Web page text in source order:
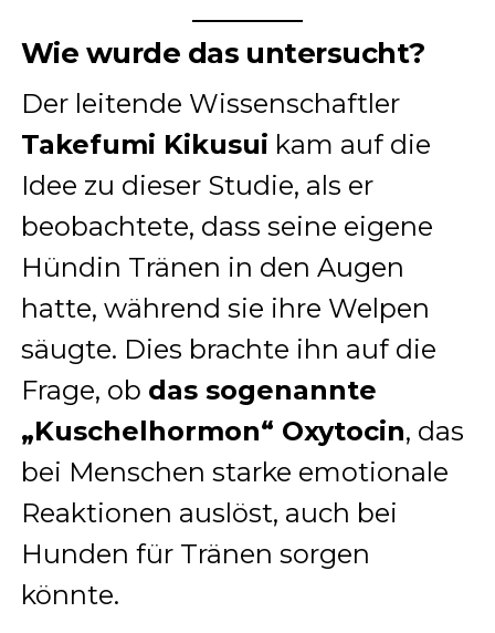
Wie wurde das untersucht?
Der leitende Wissenschaftler
Takefumi Kikusui kam auf die
Idee zu dieser Studie, als er
beobachtete, dass seine eigene
Hündin Tränen in den Augen
hatte, während sie ihre Welpen
säugte. Dies brachte ihn auf die
Frage, ob das sogenannte
„Kuschelhormon“ Oxytocin, das
bei Menschen starke emotionale
Reaktionen auslöst, auch bei
Hunden für Tränen sorgen
könnte.